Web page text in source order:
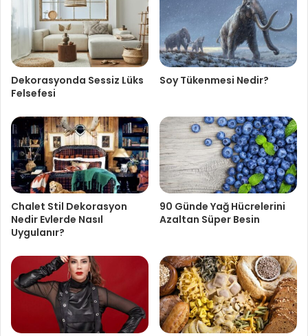
Dekorasyonda Sessiz Lüks
Felsefesi
Soy Tükenmesi Nedir?
Chalet Stil Dekorasyon
Nedir Evlerde Nasıl
Uygulanır?
90 Günde Yağ Hücrelerini
Azaltan Süper Besin